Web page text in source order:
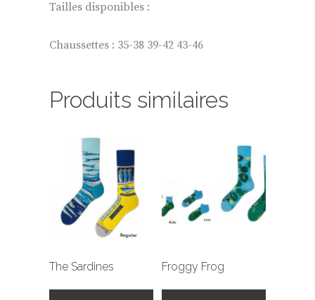
Tailles disponibles :
Chaussettes : 35-38 39-42 43-46
Produits similaires
The Sardines Froggy Frog